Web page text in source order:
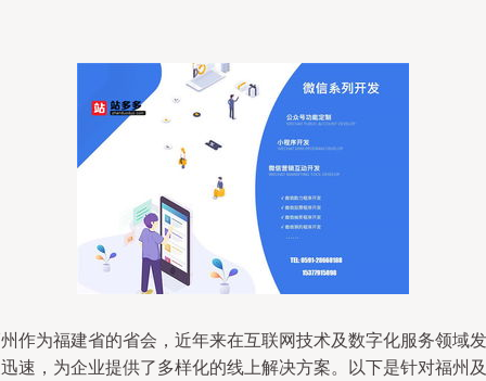
作为福建省的省会，近年来在互联网技术及数字化服务领域发
速，为企业提供了多样化的线上解决方案。以下是针对福州及